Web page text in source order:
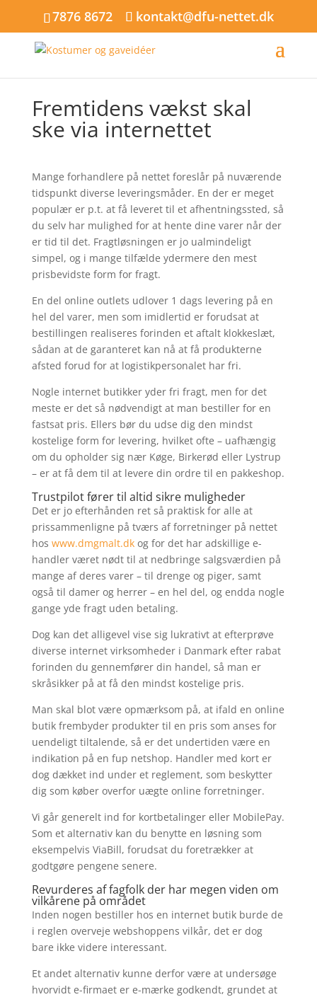
7876 8672 kontakt@dfu-nettet.dk
Fremtidens vækst skal
ske via internettet
Mange forhandlere på nettet foreslår på nuværende
tidspunkt diverse leveringsmåder. En der er meget
populær er p.t. at få leveret til et afhentningssted, så
du selv har mulighed for at hente dine varer når der
er tid til det. Fragtløsningen er jo ualmindeligt
simpel, og i mange tilfælde ydermere den mest
prisbevidste form for fragt.
En del online outlets udlover 1 dags levering på en
hel del varer, men som imidlertid er forudsat at
bestillingen realiseres forinden et aftalt klokkeslæt,
sådan at de garanteret kan nå at få produkterne
afsted forud for at logistikpersonalet har fri.
Nogle internet butikker yder fri fragt, men for det
meste er det så nødvendigt at man bestiller for en
fastsat pris. Ellers bør du udse dig den mindst
kostelige form for levering, hvilket ofte – uafhængig
om du opholder sig nær Køge, Birkerød eller Lystrup
– er at få dem til at levere din ordre til en pakkeshop.
Trustpilot fører til altid sikre muligheder
Det er jo efterhånden ret så praktisk for alle at
prissammenligne på tværs af forretninger på nettet
hos www.dmgmalt.dkog for det har adskillige e-
handler været nødt til at nedbringe salgsværdien på
mange af deres varer – til drenge og piger, samt
også til damer og herrer – en hel del, og endda nogle
gange yde fragt uden betaling.
Dog kan det alligevel vise sig lukrativt at efterprøve
diverse internet virksomheder i Danmark efter rabat
forinden du gennemfører din handel, så man er
skråsikker på at få den mindst kostelige pris.
Man skal blot være opmærksom på, at ifald en online
butik frembyder produkter til en pris som anses for
uendeligt tiltalende, så er det undertiden være en
indikation på en fup netshop. Handler med kort er
dog dækket ind under et reglement, som beskytter
dig som køber overfor uægte online forretninger.
Vi går generelt ind for kortbetalinger eller MobilePay.
Som et alternativ kan du benytte en løsning som
eksempelvis ViaBill, forudsat du foretrækker at
godtgøre pengene senere.
Revurderes af fagfolk der har megen viden om
vilkårene på området
Inden nogen bestiller hos en internet butik burde de
i reglen overveje webshoppens vilkår, det er dog
bare ikke videre interessant.
Et andet alternativ kunne derfor være at undersøge
hvorvidt e-firmaet er e-mærke godkendt, grundet at